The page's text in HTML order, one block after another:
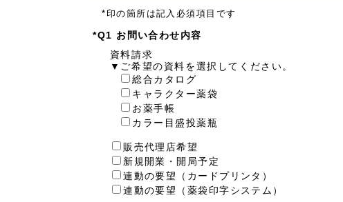
弊社は法律で定められている場合を除いて、お
【個人情報の取扱い業務の委託】
弊社は事業運営上、お客様により良いサービス
ことがあります。この場合、個人情報を適切に
よりお客様の個人情報の漏洩防止に必要な事項
【個人情報提出の任意性】
お客様が弊社に対して個人情報を提出すること
い場合がありますので、あらかじめご了承くだ
【個人情報の開示請求について】
お客様には、貴殿の個人情報の利用目的の通知
あります。詳細につきましては下記の窓口までご
資料請求
▼ご希望の資料を選択してください。
*印の箇所は記入必須項目です
*Q1 お問い合わせ内容
総合カタログ
キャラクター薬袋
お薬手帳
カラー目盛投薬瓶
販売代理店希望
新規開業・開局予定
連動の要望（カードプリンタ）
連動の要望（薬袋印字システム）